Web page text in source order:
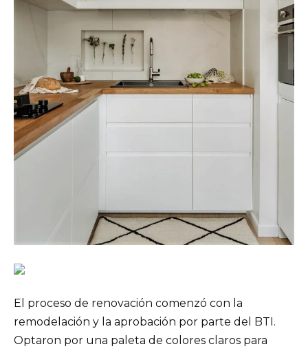
El proceso de renovación comenzó con la
remodelación y la aprobación por parte del BTI.
Optaron por una paleta de colores claros para